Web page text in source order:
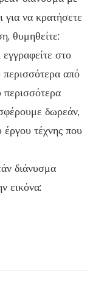
να κρατήσετε
θυμηθείτε:
στο
περισσότερα από
δωρεάν,
έργου τέχνης που
διάνυσμα
εικόνα: